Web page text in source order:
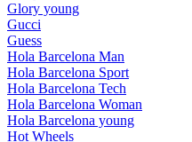
Glory young
Gucci
Guess
Hola Barcelona Man
Hola Barcelona Sport
Hola Barcelona Tech
Hola Barcelona Woman
Hola Barcelona young
Hot Wheels